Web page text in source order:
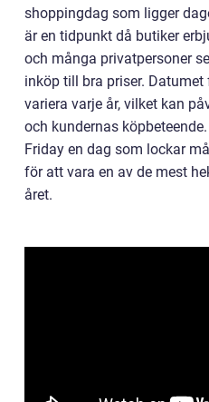
shoppingdag som ligger
är en tidpunkt då butiker
och många privatpersoner
inköp till bra priser.
variera varje år, vilket kan
och kundernas
Friday en dag som lockar
för att vara en av de mest
året.